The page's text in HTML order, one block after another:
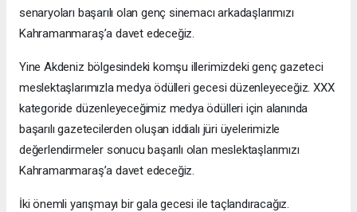
senaryoları başarılı olan genç sinemacı arkadaşlarımızı
Kahramanmaraş’a davet edeceğiz.
Yine Akdeniz bölgesindeki komşu illerimizdeki genç gazeteci
meslektaşlarımızla medya ödülleri gecesi düzenleyeceğiz. XXX
kategoride düzenleyeceğimiz medya ödülleri için alanında
başarılı gazetecilerden oluşan iddialı jüri üyelerimizle
değerlendirmeler sonucu başarılı olan meslektaşlarımızı
Kahramanmaraş’a davet edeceğiz.
İki önemli yarışmayı bir gala gecesi ile taçlandıracağız.